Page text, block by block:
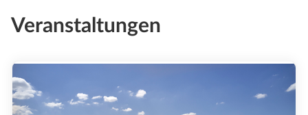
Veranstaltungen